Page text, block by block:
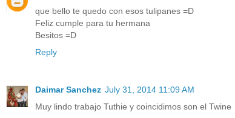
que bello te quedo con esos tulipanes =D
Feliz cumple para tu hermana
Besitos =D
Reply
Daimar Sanchez July 31, 2014 11:09 AM
Muy lindo trabajo Tuthie y coincidimos son el Twine